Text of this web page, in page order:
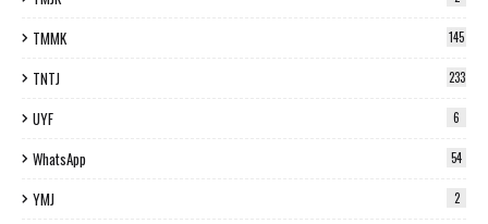
TMMK 145
TNTJ 233
UYF 6
WhatsApp 54
YMJ 2